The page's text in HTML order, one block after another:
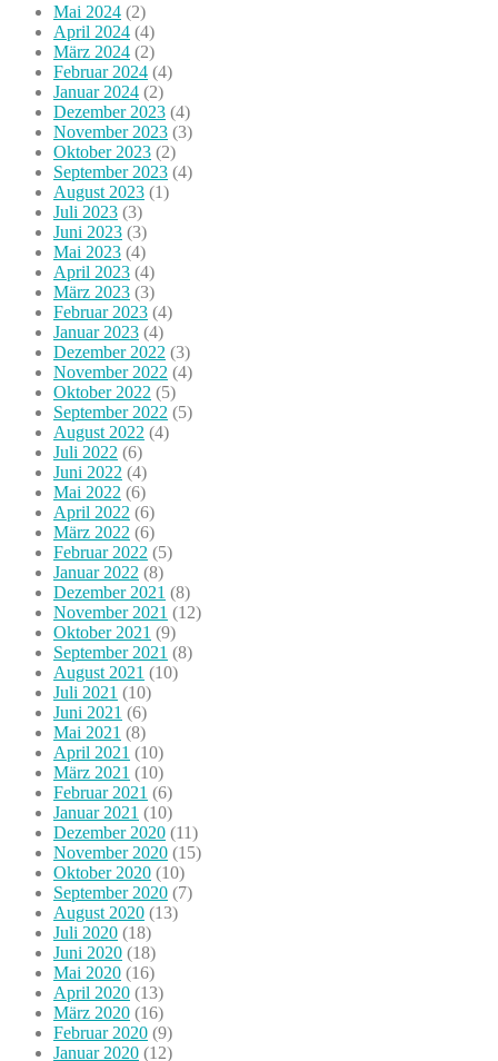
Mai 2024 (2)
April 2024 (4)
März 2024 (2)
Februar 2024 (4)
Januar 2024 (2)
Dezember 2023 (4)
November 2023 (3)
Oktober 2023 (2)
September 2023 (4)
August 2023 (1)
Juli 2023 (3)
Juni 2023 (3)
Mai 2023 (4)
April 2023 (4)
März 2023 (3)
Februar 2023 (4)
Januar 2023 (4)
Dezember 2022 (3)
November 2022 (4)
Oktober 2022 (5)
September 2022 (5)
August 2022 (4)
Juli 2022 (6)
Juni 2022 (4)
Mai 2022 (6)
April 2022 (6)
März 2022 (6)
Februar 2022 (5)
Januar 2022 (8)
Dezember 2021 (8)
November 2021 (12)
Oktober 2021 (9)
September 2021 (8)
August 2021 (10)
Juli 2021 (10)
Juni 2021 (6)
Mai 2021 (8)
April 2021 (10)
März 2021 (10)
Februar 2021 (6)
Januar 2021 (10)
Dezember 2020 (11)
November 2020 (15)
Oktober 2020 (10)
September 2020 (7)
August 2020 (13)
Juli 2020 (18)
Juni 2020 (18)
Mai 2020 (16)
April 2020 (13)
März 2020 (16)
Februar 2020 (9)
Januar 2020 (12)